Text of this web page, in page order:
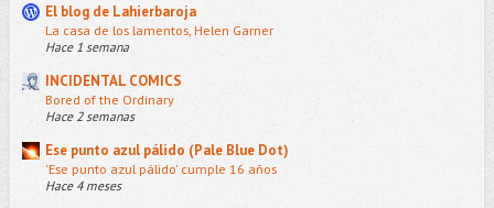
El blog de Lahierbaroja
La casa de los lamentos, Helen Garner
Hace 1 semana
INCIDENTAL COMICS
Bored of the Ordinary
Hace 2 semanas
Ese punto azul pálido (Pale Blue Dot)
'Ese punto azul pálido' cumple 16 años
Hace 4 meses